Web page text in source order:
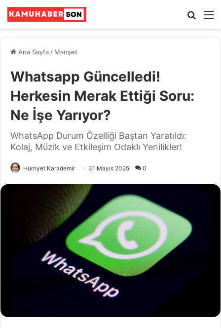
Ara
Ana Sayfa / Manşet
Whatsapp Güncelledi!
Herkesin Merak Ettiği Soru:
Ne İşe Yarıyor?
WhatsApp Durum Özelliği Baştan Yaratıldı:
Kolaj, Müzik ve Etkileşim Odaklı Yenilikler!
Hürriyet Karademir 31 Mayıs 2025 0